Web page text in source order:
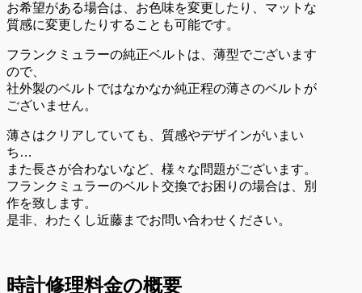
お希望がある場合は、お色味を変更したり、マットな
質感に変更したりすることも可能です。
フランクミュラーの純正ベルトは、薄型でございます
ので、
社外製のベルトではなかなか純正程の薄さのベルトが
ございません。
薄さはクリアしていても、質感やデザインがいまい
ち…
また長さが合わないなど、様々な問題がございます。
フランクミュラーのベルト交換でお困りの場合は、別
作を致します。
是非、わたくし近藤までお問い合わせください。
時計修理料金の概要